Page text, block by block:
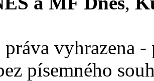
práva vyhrazena
písemného